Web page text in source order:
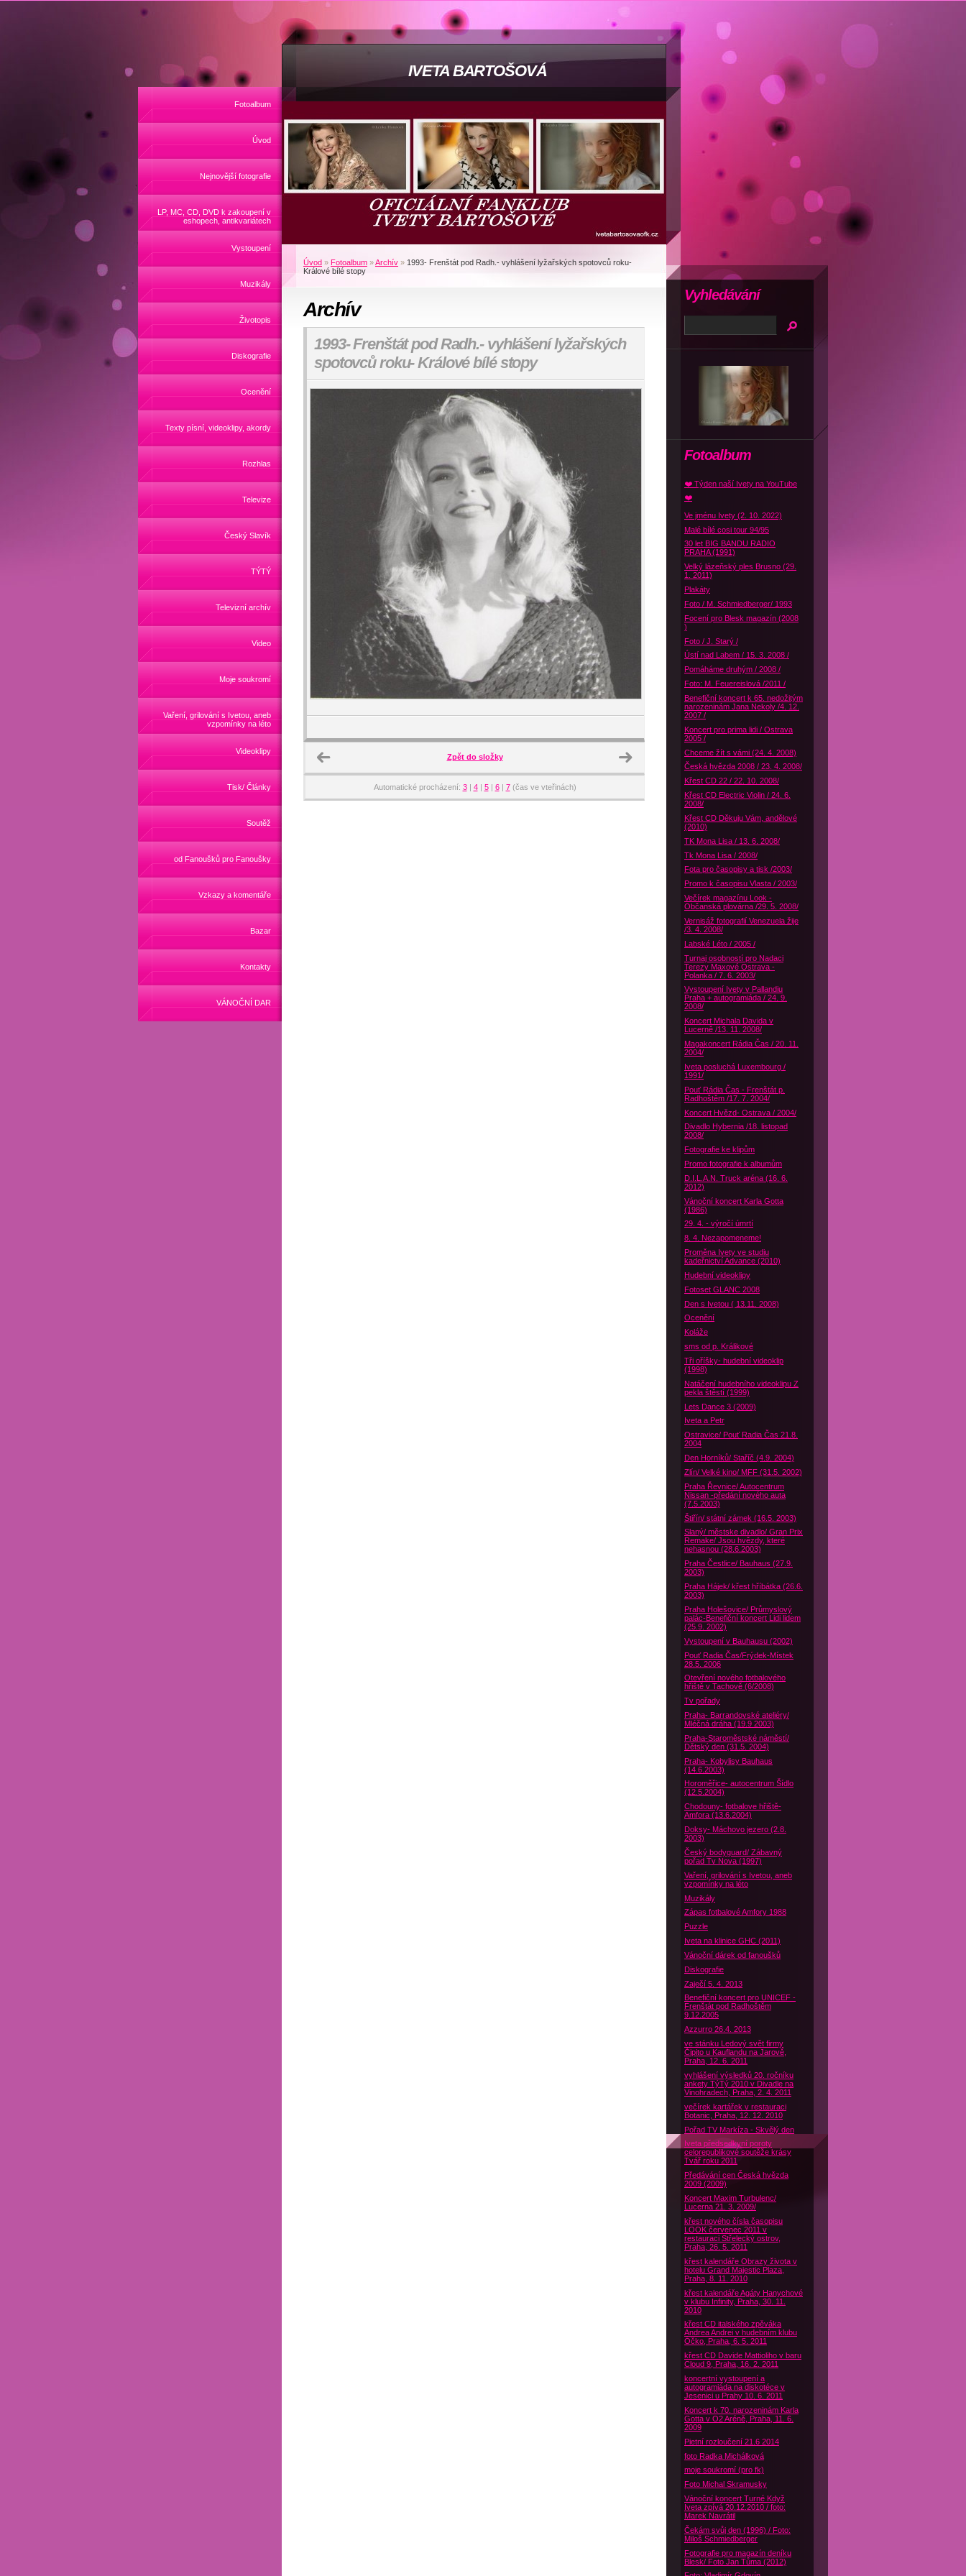
IVETA BARTOŠOVÁ
Fotoalbum
Úvod
Nejnovější fotografie
LP, MC, CD, DVD k zakoupení v
eshopech, antikvariátech
Vystoupení
Muzikály
Životopis
Diskografie
Ocenění
Texty písní, videoklipy, akordy
Rozhlas
Televize
Český Slavík
TÝTÝ
Televizní archív
Video
Moje soukromí
Vaření, grilování s Ivetou, aneb
vzpomínky na léto
Videoklipy
Tisk/ Články
Soutěž
od Fanoušků pro Fanoušky
Vzkazy a komentáře
Bazar
Kontakty
VÁNOČNÍ DAR
Úvod » Fotoalbum »Archív » 1993- Frenštát pod Radh.- vyhlášení lyžařských spotovců roku-
Králové bílé stopy
Archív
1993- Frenštát pod Radh.- vyhlášení lyžařských
spotovců roku- Králové bílé stopy
Zpět do složky
Automatické procházení: 3| 4| 5| 6| 7(čas ve vteřinách)
Fotoalbum
❤️ Týden naší Ivety na YouTube
❤️
Ve jménu Ivety (2. 10. 2022)
Malé bílé cosi tour 94/95
30 let BIG BANDU RADIO
PRAHA (1991)
Velký lázeňský ples Brusno (29.
1. 2011)
Plakáty
Foto / M. Schmiedberger/ 1993
Focení pro Blesk magazín (2008
)
Foto / J. Starý /
Ústí nad Labem / 15. 3. 2008 /
Pomáháme druhým / 2008 /
Foto: M. Feuereislová /2011 /
Benefiční koncert k 65. nedožitým
narozeninám Jana Nekoly /4. 12.
2007 /
Koncert pro prima lidi / Ostrava
2005 /
Chceme žít s vámi (24. 4. 2008)
Česká hvězda 2008 / 23. 4. 2008/
Křest CD 22 / 22. 10. 2008/
Křest CD Electric Violin / 24. 6.
2008/
Křest CD Děkuju Vám, andělové
(2010)
TK Mona Lisa / 13. 6. 2008/
Tk Mona Lisa / 2008/
Fota pro časopisy a tisk /2003/
Promo k časopisu Vlasta / 2003/
Večírek magazínu Look -
Občanská plovárna /29. 5. 2008/
Vernisáž fotografií Venezuela žije
/3. 4. 2008/
Labské Léto / 2005 /
Turnaj osobností pro Nadaci
Terezy Maxové Ostrava -
Polanka / 7. 6. 2003/
Vystoupení Ivety v Pallandiu
Praha + autogramiáda / 24. 9.
2008/
Koncert Michala Davida v
Lucerně /13. 11. 2008/
Magakoncert Rádia Čas / 20. 11.
2004/
Iveta posluchá Luxembourg /
1991/
Pouť Rádia Čas - Frenštát p.
Radhoštěm /17. 7. 2004/
Koncert Hvězd- Ostrava / 2004/
Divadlo Hybernia /18. listopad
2008/
Fotografie ke klipům
Promo fotografie k albumům
D.I.L.A.N. Truck aréna (16. 6.
2012)
Vánoční koncert Karla Gotta
(1986)
29. 4. - výročí úmrtí
8. 4. Nezapomeneme!
Proměna Ivety ve studiu
kadeřnictví Advance (2010)
Hudební videoklipy
Fotoset GLANC 2008
Den s Ivetou ( 13.11. 2008)
Ocenění
Koláže
sms od p. Králikové
Tři oříšky- hudební videoklip
(1998)
Natáčení hudebního videoklipu Z
pekla štěstí (1999)
Lets Dance 3 (2009)
Iveta a Petr
Ostravice/ Pouť Radia Čas 21.8.
2004
Den Horníků/ Staříč (4.9. 2004)
Zlín/ Velké kino/ MFF (31.5. 2002)
Praha Řevnice/ Autocentrum
Nissan -předání nového auta
(7.5.2003)
Štiřín/ státní zámek (16.5. 2003)
Slaný/ městske divadlo/ Gran Prix
Remake/ Jsou hvězdy, které
nehasnou (28.6.2003)
Praha Čestlice/ Bauhaus (27.9.
2003)
Praha Hájek/ křest hříbátka (26.6.
2003)
Praha Holešovice/ Průmyslový
palác-Benefiční koncert Lidi lidem
(25.9. 2002)
Vystoupení v Bauhausu (2002)
Pouť Radia Čas/Frýdek-Místek
28.5. 2006
Otevření nového fotbalového
hřiště v Tachově (6/2008)
Tv pořady
Praha- Barrandovské ateliéry/
Mléčná dráha (19.9 2003)
Praha-Staroměstské náměstí/
Dětský den (31.5. 2004)
Praha- Kobylisy Bauhaus
(14.6.2003)
Horoměřice- autocentrum Šídlo
(12.5.2004)
Chodouny- fotbalove hřiště-
Amfora (13.6.2004)
Doksy- Máchovo jezero (2.8.
2003)
Český bodyguard/ Zábavný
pořad Tv Nova (1997)
Vaření, grilování s Ivetou, aneb
vzpomínky na léto
Muzikály
Zápas fotbalové Amfory 1988
Puzzle
Iveta na klinice GHC (2011)
Vánoční dárek od fanoušků
Diskografie
Zaječí 5. 4. 2013
Benefiční koncert pro UNICEF -
Frenštát pod Radhoštěm
9.12.2005
Azzurro 26.4. 2013
ve stánku Ledový svět firmy
Čipito u Kauflandu na Jarově,
Praha, 12. 6. 2011
vyhlášení výsledků 20. ročníku
ankety TýTý 2010 v Divadle na
Vinohradech, Praha, 2. 4. 2011
večírek kartářek v restauraci
Botanic, Praha, 12. 12. 2010
Pořad TV Markíza - Skvělý den
Iveta předsedkyní poroty
celorepublikové soutěže krásy
Tvář roku 2011
Předávání cen Česká hvězda
2009 (2009)
Koncert Maxim Turbulenc/
Lucerna 21. 3. 2009/
křest nového čísla časopisu
LOOK červenec 2011 v
restauraci Střelecký ostrov,
Praha, 26. 5. 2011
křest kalendáře Obrazy života v
hotelu Grand Majestic Plaza,
Praha, 8. 11. 2010
křest kalendáře Agáty Hanychové
v klubu Infinity, Praha, 30. 11.
2010
křest CD italského zpěváka
Andrea Andrei v hudebním klubu
Óčko, Praha, 6. 5. 2011
křest CD Davide Mattioliho v baru
Cloud 9, Praha, 16. 2. 2011
koncertní vystoupení a
autogramiáda na diskotéce v
Jesenici u Prahy 10. 6. 2011
Koncert k 70. narozeninám Karla
Gotta v O2 Aréně, Praha, 11. 6.
2009
Pietní rozloučení 21.6 2014
foto Radka Michálková
moje soukromí (pro fk)
Foto Michal Skramusky
Vánoční koncert Turné Když
Iveta zpívá 20.12.2010 / foto:
Marek Navrátil
Čekám svůj den (1996) / Foto:
Miloš Schmiedberger
Fotografie pro magazín deníku
Blesk/ Foto Jan Tůma (2012)
Vyhledávání